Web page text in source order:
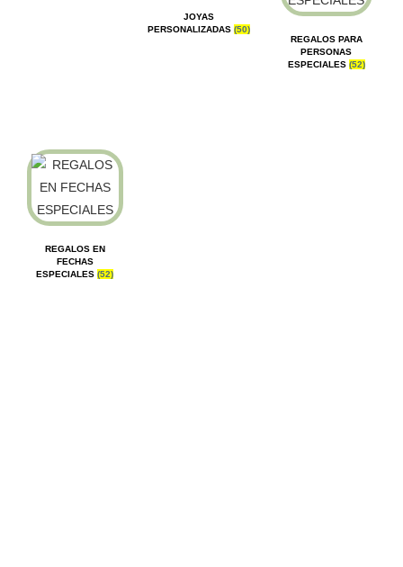
JOYAS
PERSONALIZADAS(50)
REGALOS PARA
PERSONAS
ESPECIALES (52)
REGALOS EN
FECHAS
ESPECIALES(52)